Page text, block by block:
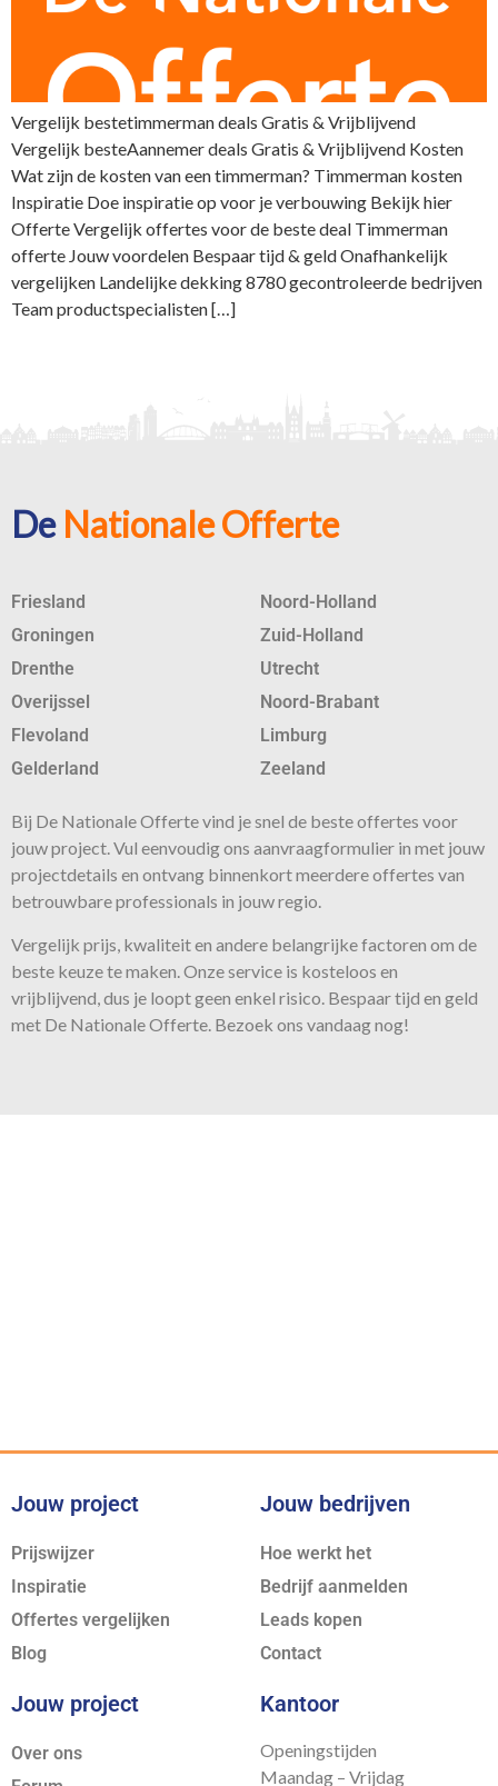
Vergelijk bestetimmerman deals Gratis & Vrijblijvend
Vergelijk besteAannemer deals Gratis & Vrijblijvend Kosten
Wat zijn de kosten van een timmerman? Timmerman kosten
Inspiratie Doe inspiratie op voor je verbouwing Bekijk hier
Offerte Vergelijk offertes voor de beste deal Timmerman
offerte Jouw voordelen Bespaar tijd & geld Onafhankelijk
vergelijken Landelijke dekking 8780 gecontroleerde bedrijven
Team productspecialisten […]
De Nationale Offerte
Friesland
Groningen
Drenthe
Overijssel
Flevoland
Gelderland
Noord-Holland
Zuid-Holland
Utrecht
Noord-Brabant
Limburg
Zeeland
Bij De Nationale Offerte vind je snel de besteoffertes voor
jouw project. Vul eenvoudig ons aanvraagformulier in met jouw
projectdetails en ontvang binnenkort meerdere offertes van
betrouwbare professionals in jouw regio.
Vergelijk prijs, kwaliteit en andere belangrijke factoren om de
beste keuze te maken. Onzeservice is kosteloos en
vrijblijvend, dus je loopt geen enkel risico. Bespaar tijd en geld
met De Nationale Offerte. Bezoek ons vandaag nog!
Jouw project
Prijswijzer
Inspiratie
Offertes vergelijken
Blog
Jouw bedrijven
Hoe werkt het
Bedrijf aanmelden
Leads kopen
Contact
Jouw project
Over ons
Kantoor
Openingstijden
Maandag – Vrijdag